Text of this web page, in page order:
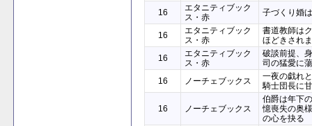
16
エタニティブック
ス・赤
子づくり婚
16
エタニティブック
ス・赤
書道教師は
ほどきされ
16
エタニティブック
ス・赤
破談前提、
司の猛愛に
16
ノーチェブックス
一夜の戯れ
騎士団長に
16 ノーチェブックス
伯爵は年下
憶喪失の奥
の心を抉る